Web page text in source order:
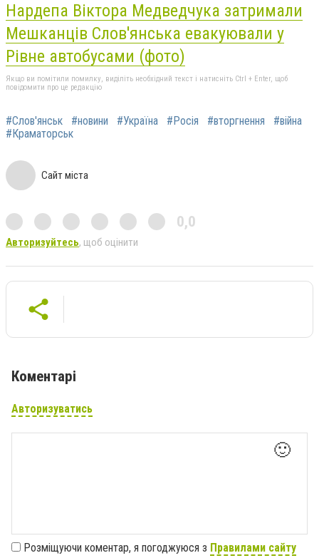
Нардепа Віктора Медведчука затримали
Мешканців Слов'янська евакуювали у
Рівне автобусами (фото)
Якщо ви помітили помилку, виділіть необхідний текст і натисніть Ctrl + Enter, щоб
повідомити про це редакцію
#Слов'янськ #новини #Україна #Росія #вторгнення
#війна
#Краматорськ
Сайт міста
0,0
Авторизуйтесь, щоб оцінити
Коментарі
Авторизуватись
🙂
Розміщуючи коментар, я погоджуюся з Правилами сайту